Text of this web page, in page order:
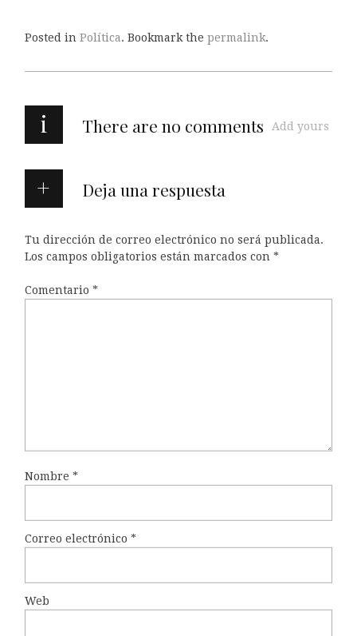
Posted in Política. Bookmark the permalink.
i There are no comments Add yours
Deja una respuesta
Tu dirección de correo electrónico no será publicada.
Los campos obligatorios están marcados con *
Comentario *
Nombre *
Correo electrónico *
Web